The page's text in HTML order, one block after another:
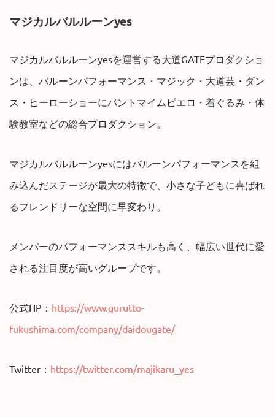
マジカルバルルーンyes
マジカルバルルーンyesを運営する大道GATEプロダクショ
ンは、バルーンパフォーマンス・マジック・大道芸・ダン
ス・ヒーローショーにパントマイムピエロ・着ぐるみ・体
験教室などの総合プロダクション。
マジカルバルルーンyesにはバルーンパフォーマンスを組
み込んだステージが最大の特徴で、小さな子どもに喜ばれ
るフレンドリーな空間に早変わり。
メンバーのパフォーマンススキルも高く、幅広い世代に愛
される注目度が高いグループです。
公式HP： https://www.gurutto-
fukushima.com/company/daidougate/
Twitter： https://twitter.com/majikaru_yes